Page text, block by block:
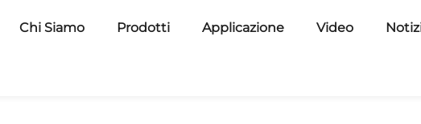
Chi Siamo Prodotti Applicazione Video